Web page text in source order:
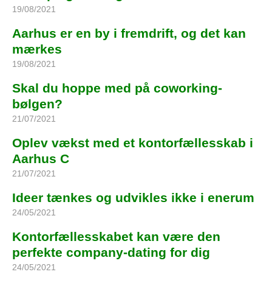
19/08/2021
Aarhus er en by i fremdrift, og det kan
mærkes
19/08/2021
Skal du hoppe med på coworking-
bølgen?
21/07/2021
Oplev vækst med et kontorfællesskab i
Aarhus C
21/07/2021
Ideer tænkes og udvikles ikke i enerum
24/05/2021
Kontorfællesskabet kan være den
perfekte company-dating for dig
24/05/2021